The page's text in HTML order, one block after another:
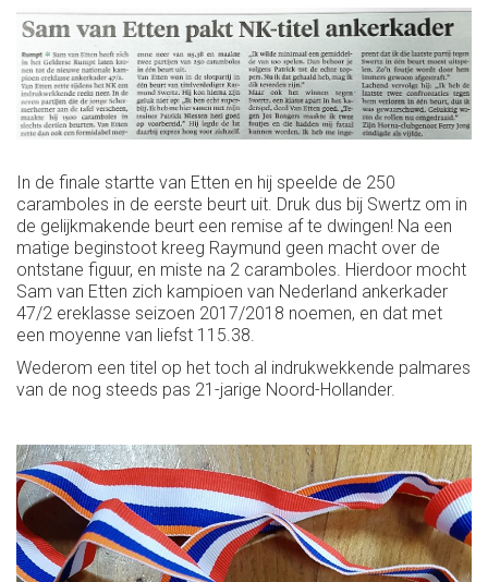
In de finale startte van Etten en hij speelde de 250
caramboles in de eerste beurt uit. Druk dus bij Swertz om in
de gelijkmakende beurt een remise af te dwingen! Na een
matige beginstoot kreeg Raymund geen macht over de
ontstane figuur, en miste na 2 caramboles. Hierdoor mocht
Sam van Etten zich kampioen van Nederland ankerkader
47/2 ereklasse seizoen 2017/2018 noemen, en dat met
een moyenne van liefst 115.38.
Wederom een titel op het toch al indrukwekkende palmares
van de nog steeds pas 21-jarige Noord-Hollander.